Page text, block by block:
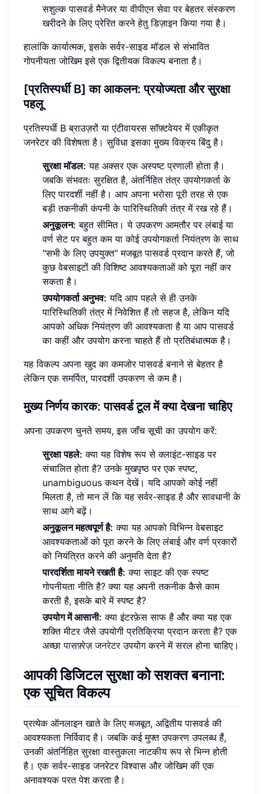
सशुल्क पासवर्ड मैनेजर या वीपीएन सेवा पर बेहतर संस्करण
खरीदने के लिए प्रेरित करने हेतु डिज़ाइन किया गया है।
हालांकि कार्यात्मक, इसके सर्वर-साइड मॉडल से संभावित
गोपनीयता जोखिम इसे एक द्वितीयक विकल्प बनाता है।
[प्रतिस्पर्धी B] का आकलन: प्रयोज्यता और सुरक्षा
पहलू
प्रतिस्पर्धी B ब्राउज़रों या एंटीवायरस सॉफ़्टवेयर में एकीकृत
जनरेटर की विशेषता है। सुविधा इसका मुख्य विक्रय बिंदु है।
सुरक्षा मॉडल: यह अक्सर एक अस्पष्ट प्रणाली होता है।
जबकि संभवतः सुरक्षित है, अंतर्निहित तंत्र उपयोगकर्ता के
लिए पारदर्शी नहीं है। आप अपना भरोसा पूरी तरह से एक
बड़ी तकनीकी कंपनी के पारिस्थितिकी तंत्र में रख रहे हैं।
अनुकूलन: बहुत सीमित। ये उपकरण आमतौर पर लंबाई या
वर्ण सेट पर बहुत कम या कोई उपयोगकर्ता नियंत्रण के साथ
"सभी के लिए उपयुक्त" मजबूत पासवर्ड प्रदान करते हैं, जो
कुछ वेबसाइटों की विशिष्ट आवश्यकताओं को पूरा नहीं कर
सकता है।
उपयोगकर्ता अनुभव: यदि आप पहले से ही उनके
पारिस्थितिकी तंत्र में निवेशित हैं तो सहज है, लेकिन यदि
आपको अधिक नियंत्रण की आवश्यकता है या आप पासवर्ड
का कहीं और उपयोग करना चाहते हैं तो प्रतिबंधात्मक है।
यह विकल्प अपना खुद का कमजोर पासवर्ड बनाने से बेहतर है
लेकिन एक समर्पित, पारदर्शी उपकरण से कम है।
मुख्य निर्णय कारक: पासवर्ड टूल में क्या देखना चाहिए
अपना उपकरण चुनते समय, इस जाँच सूची का उपयोग करें:
सुरक्षा पहले: क्या यह विशेष रूप से क्लाइंट-साइड पर
संचालित होता है? उनके मुखपृष्ठ पर एक स्पष्ट,
unambiguous कथन देखें। यदि आपको कोई नहीं
मिलता है, तो मान लें कि यह सर्वर-साइड है और सावधानी के
साथ आगे बढ़ें।
अनुकूलन महत्वपूर्ण है: क्या यह आपको विभिन्न वेबसाइट
आवश्यकताओं को पूरा करने के लिए लंबाई और वर्ण प्रकारों
को नियंत्रित करने की अनुमति देता है?
पारदर्शिता मायने रखती है: क्या साइट की एक स्पष्ट
गोपनीयता नीति है? क्या यह अपनी तकनीक कैसे काम
करती है, इसके बारे में स्पष्ट है?
उपयोग में आसानी: क्या इंटरफ़ेस साफ है और क्या यह एक
शक्ति मीटर जैसे उपयोगी प्रतिक्रिया प्रदान करता है? एक
अच्छापासफ़्रेज़ जनरेटरउपयोग करने में सरल होना चाहिए।
आपकी डिजिटल सुरक्षा को सशक्त बनाना:
एक सूचित विकल्प
प्रत्येक ऑनलाइन खाते के लिए मजबूत, अद्वितीय पासवर्ड की
आवश्यकता निर्विवाद है। जबकि कई मुफ्त उपकरण उपलब्ध हैं,
उनकी अंतर्निहित सुरक्षा वास्तुकला नाटकीय रूप से भिन्न होती
है। एक सर्वर-साइड जनरेटर विश्वास और जोखिम की एक
अनावश्यक परत पेश करता है।